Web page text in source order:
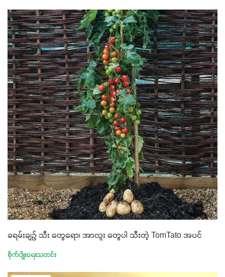
ခရမ်းချဉ် သီး တွေရော၊ အာလူး တွေပါ သီးတဲ့ TomTato အပင်
စိုက်ပျိုးရေးသတင်း